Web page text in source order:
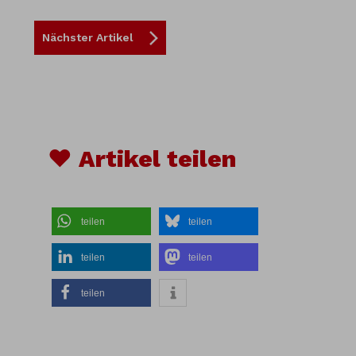
Nächster Artikel
♥ Artikel teilen
teilen teilen
teilen teilen
teilen